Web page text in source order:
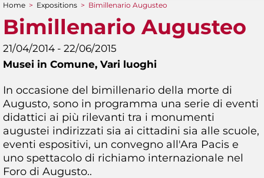
You are here
Home > Expositions > Bimillenario Augusteo
Bimillenario Augusteo
21/04/2014 - 22/06/2015
Musei in Comune, Vari luoghi
In occasione del bimillenario della morte di
Augusto, sono in programma una serie di eventi
didattici ai più rilevanti tra i monumenti
augustei indirizzati sia ai cittadini sia alle scuole,
eventi espositivi, un convegno all'Ara Pacis e
uno spettacolo di richiamo internazionale nel
Foro di Augusto..